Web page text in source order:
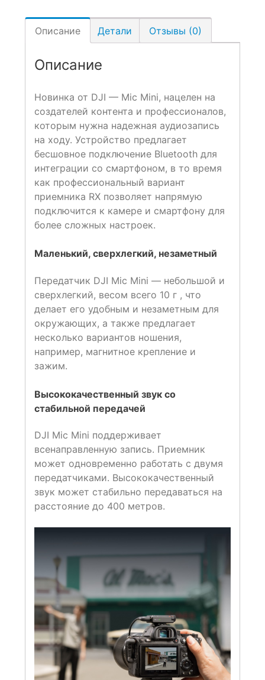
Описание Детали Отзывы (0)
Описание
Новинка от DJI — Mic Mini, нацелен на
создателей контента и профессионалов,
которым нужна надежная аудиозапись
на ходу. Устройство предлагает
бесшовное подключение Bluetooth для
интеграции со смартфоном, в то время
как профессиональный вариант
приемника RX позволяет напрямую
подключится к камере и смартфону для
более сложных настроек.
Маленький, сверхлегкий, незаметный
Передатчик DJI Mic Mini — небольшой и
сверхлегкий, весом всего 10 г , что
делает его удобным и незаметным для
окружающих, а также предлагает
несколько вариантов ношения,
например, магнитное крепление и
зажим.
Высококачественный звук со
стабильной передачей
DJI Mic Mini поддерживает
всенаправленную запись. Приемник
может одновременно работать с двумя
передатчиками. Высококачественный
звук может стабильно передаваться на
расстояние до 400 метров.